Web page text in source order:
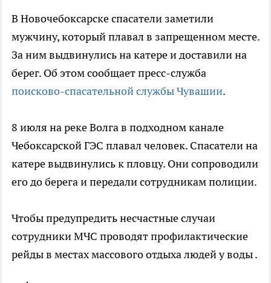
В Новочебоксарске спасатели заметили
мужчину, который плавал в запрещенном месте.
За ним выдвинулись на катере и доставили на
берег. Об этом сообщает пресс-служба
поисково-спасательной службы Чувашии.
8 июля на реке Волга в подходном канале
Чебоксарской ГЭС плавал человек. Спасатели на
катере выдвинулись к пловцу. Они сопроводили
его до берега и передали сотрудникам полиции.
Чтобы предупредить несчастные случаи
сотрудники МЧС проводят профилактические
рейды в местах массового отдыха людей у воды .